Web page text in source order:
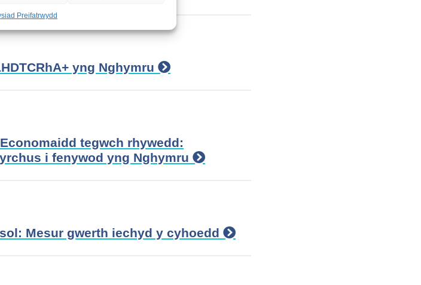
Preifatrwydd
yng Nghymru
tegwch rhywedd:
i fenywod yng Nghymru
Mesur gwerth iechyd y cyhoedd